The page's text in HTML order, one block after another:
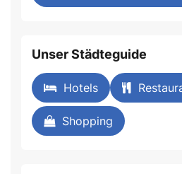
Unser Städteguide
Hotels
Shopping